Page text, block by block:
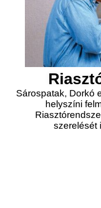
Sárospatak, Dorkó
helyszíni
szerelését